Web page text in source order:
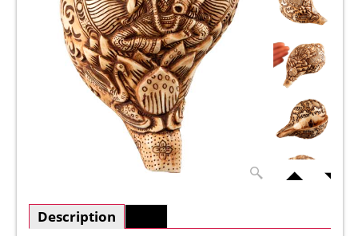
Description